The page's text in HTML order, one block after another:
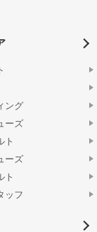
ング
ーズ
ト
ーズ
ト
ッフ